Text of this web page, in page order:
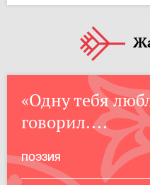
«Одну тебя
говорил....
ПОЭЗИЯ